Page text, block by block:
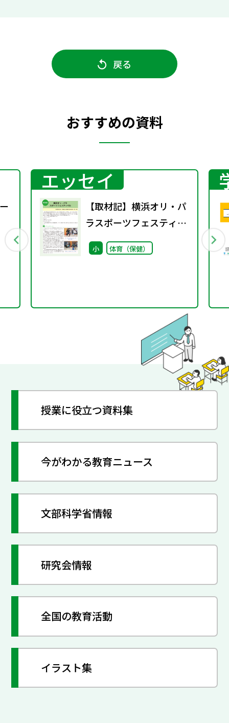
戻る
おすすめの資料
エッセイ
【取材記】横浜オリ・パ
ラスポーツフェスティバ
ル
小 体育（保健）
授業に役立つ資料集
今がわかる教育ニュース
文部科学省情報
研究会情報
全国の教育活動
イラスト集